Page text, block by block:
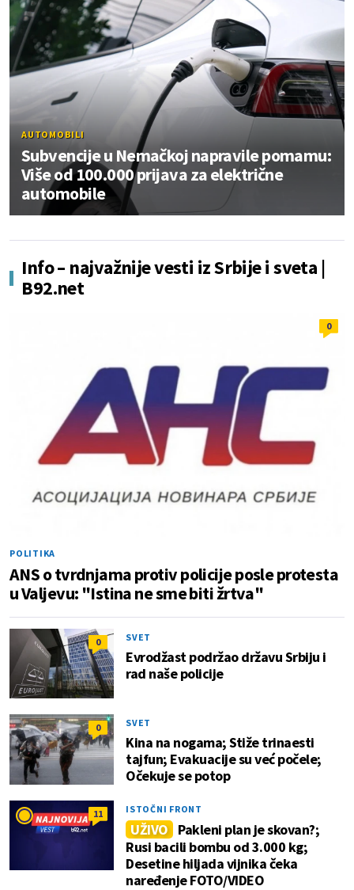
AUTOMOBILI
Subvencije u Nemačkoj napravile pomamu:
Više od 100.000 prijava za električne
automobile
Info – najvažnije vesti iz Srbije i sveta |
B92.net
0
POLITIKA
ANS o tvrdnjama protiv policije posle protesta
u Valjevu: "Istina ne sme biti žrtva"
0 SVET
Evrodžast podržao državu Srbiju i
rad naše policije
0 SVET
Kina na nogama; Stiže trinaesti
tajfun; Evakuacije su već počele;
Očekuje se potop
11 ISTOČNI FRONT
UŽIVO Pakleni plan je skovan?;
Rusi bacili bombu od 3.000 kg;
Desetine hiljada vijnika čeka
naređenje FOTO/VIDEO